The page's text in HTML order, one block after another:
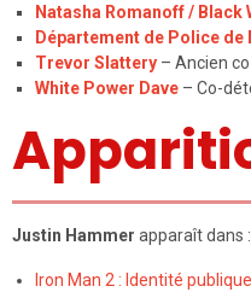
Natasha Romanoff / Black
Département de Police de
Trevor Slattery – Ancien
White Power Dave – Co-
Justin Hammer apparaît dans :
Iron Man 2 : Identité